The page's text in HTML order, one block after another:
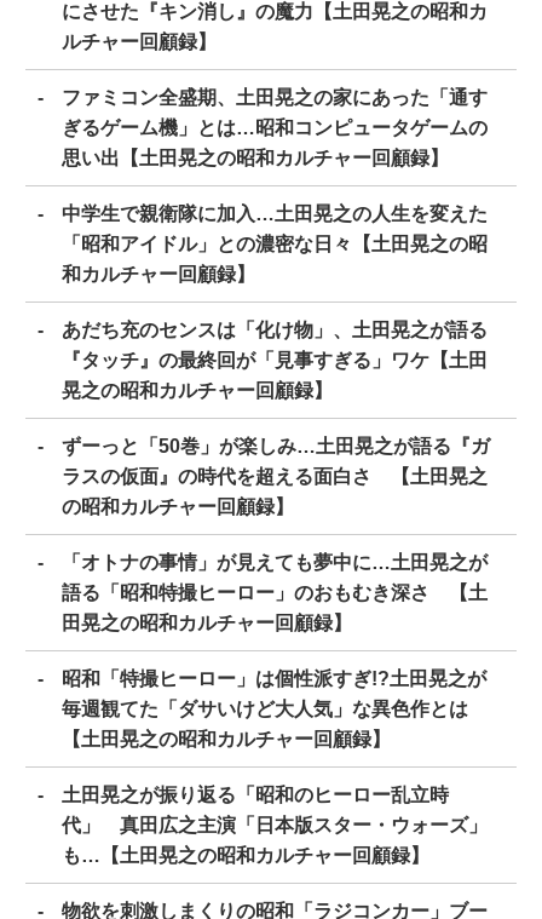
にさせた『キン消し』の魔力【土田晃之の昭和カ
ルチャー回顧録】
ファミコン全盛期、土田晃之の家にあった「通す
ぎるゲーム機」とは…昭和コンピュータゲームの
思い出【土田晃之の昭和カルチャー回顧録】
中学生で親衛隊に加入…土田晃之の人生を変えた
「昭和アイドル」との濃密な日々【土田晃之の昭
和カルチャー回顧録】
あだち充のセンスは「化け物」、土田晃之が語る
『タッチ』の最終回が「見事すぎる」ワケ【土田
晃之の昭和カルチャー回顧録】
ずーっと「50巻」が楽しみ…土田晃之が語る『ガ
ラスの仮面』の時代を超える面白さ 【土田晃之
の昭和カルチャー回顧録】
「オトナの事情」が見えても夢中に…土田晃之が
語る「昭和特撮ヒーロー」のおもむき深さ 【土
田晃之の昭和カルチャー回顧録】
昭和「特撮ヒーロー」は個性派すぎ!?土田晃之が
毎週観てた「ダサいけど大人気」な異色作とは
【土田晃之の昭和カルチャー回顧録】
土田晃之が振り返る「昭和のヒーロー乱立時
代」 真田広之主演「日本版スター・ウォーズ」
も…【土田晃之の昭和カルチャー回顧録】
物欲を刺激しまくりの昭和「ラジコンカー」ブー